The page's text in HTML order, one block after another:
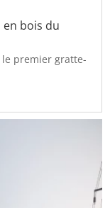
bois du
le premier gratte-